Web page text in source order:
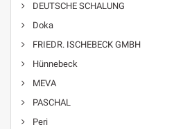
DEUTSCHE SCHALUNG
Doka
FRIEDR. ISCHEBECK GMBH
Hünnebeck
MEVA
PASCHAL
Peri